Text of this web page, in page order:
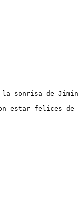
la sonrisa de
estar felices